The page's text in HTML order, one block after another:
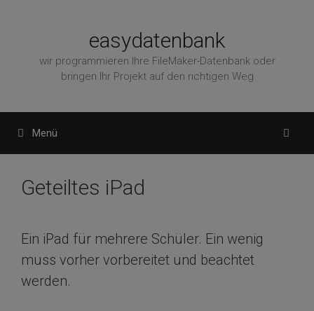
easydatenbank
wir programmieren Ihre FileMaker-Datenbank oder
bringen Ihr Projekt auf den richtigen Weg
Menü
Geteiltes iPad
Ein iPad für mehrere Schüler. Ein wenig
muss vorher vorbereitet und beachtet
werden.